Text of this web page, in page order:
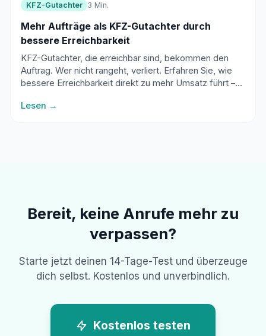
KFZ-Gutachter 3 Min.
Mehr Aufträge als KFZ-Gutachter durch
bessere Erreichbarkeit
KFZ-Gutachter, die erreichbar sind, bekommen den
Auftrag. Wer nicht rangeht, verliert. Erfahren Sie, wie
bessere Erreichbarkeit direkt zu mehr Umsatz führt –
Lesen →
Bereit, keine Anrufe mehr zu
verpassen?
Starte jetzt deinen 14-Tage-Test und überzeuge
dich selbst. Kostenlos und unverbindlich.
Kostenlos testen